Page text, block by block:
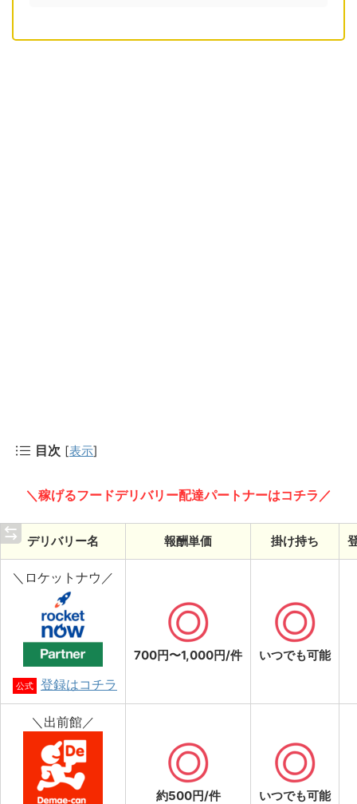
目次 [表示]
＼稼げるフードデリバリー配達パートナーはコチラ／
デリバリー名 報酬単価 掛け持ち
＼ロケットナウ／
公式 登録はコチラ
700円〜1,000円/件 いつでも可能
＼出前館／
約500円/件 いつでも可能